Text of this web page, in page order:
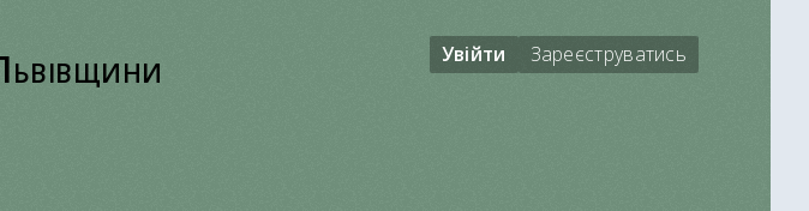
Увійти Зареєструватись